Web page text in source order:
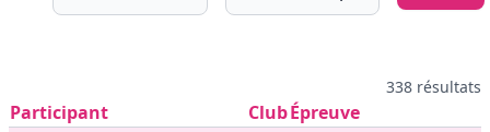
338 résultats
Participant ClubÉpreuve